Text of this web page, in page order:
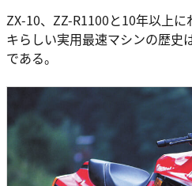
ZX-10、ZZ-R1100と10年以上
キらしい実用最速マシンの歴史
である。